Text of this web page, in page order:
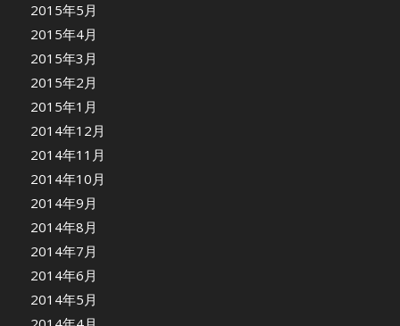
2015年5月
2015年4月
2015年3月
2015年2月
2015年1月
2014年12月
2014年11月
2014年10月
2014年9月
2014年8月
2014年7月
2014年6月
2014年5月